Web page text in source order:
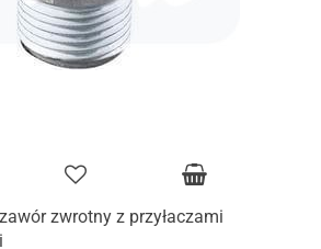
zwrotny z przyłaczami